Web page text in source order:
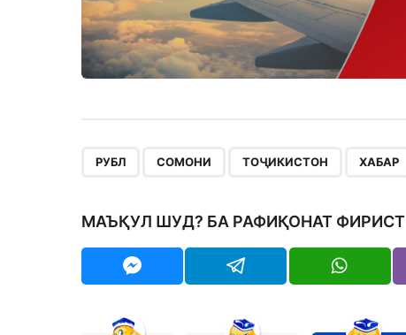
РУБЛ СОМОНИ ТОҶИКИСТОН ХАБАР
МАЪҚУЛ ШУД? БА РАФИҚОНАТ ФИРИСТ